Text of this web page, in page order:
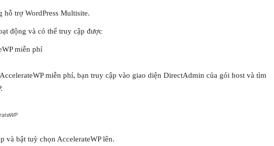
hỗ trợ WordPress Multisite.
động và có thể truy cập được
miễn phí
miễn phí, bạn truy cập vào giao diện DirectAdmin của gói host và tìm
và bật tuỳ chọn AccelerateWP lên.